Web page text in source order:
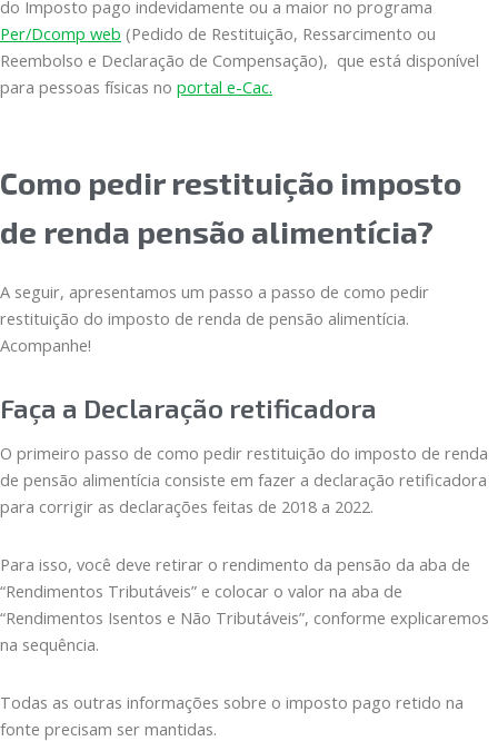
do Imposto pago indevidamente ou a maior no programa
Per/Dcomp web (Pedido de Restituição, Ressarcimento ou
Reembolso e Declaração de Compensação), que está disponível
para pessoas físicas no portal e-Cac.
Como pedir restituição imposto
de renda pensão alimentícia?
A seguir, apresentamos um passo a passo de como pedir
restituição do imposto de renda de pensão alimentícia.
Acompanhe!
Faça a Declaração retificadora
O primeiro passo de como pedir restituição do imposto de renda
de pensão alimentícia consiste em fazer a declaração retificadora
para corrigir as declarações feitas de 2018 a 2022.
Para isso, você deve retirar o rendimento da pensão da aba de
“Rendimentos Tributáveis” e colocar o valor na aba de
“Rendimentos Isentos e Não Tributáveis”, conforme explicaremos
na sequência.
Todas as outras informações sobre o imposto pago retido na
fonte precisam ser mantidas.